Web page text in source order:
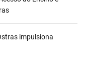
impulsiona